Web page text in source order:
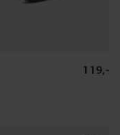
119,-